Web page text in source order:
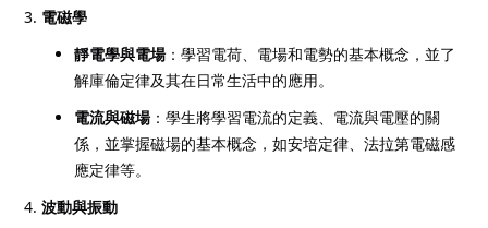
電磁學
靜電學與電場：學習電荷、電場和電勢的基本概念，並了
解庫倫定律及其在日常生活中的應用。
電流與磁場：學生將學習電流的定義、電流與電壓的關
係，並掌握磁場的基本概念，如安培定律、法拉第電磁感
應定律等。
波動與振動